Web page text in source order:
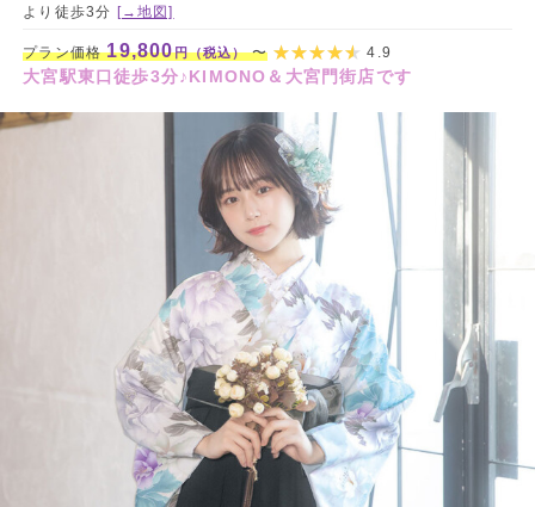
より徒歩3分 [→地図]
プラン価格19,800円（税込）〜 4.9
大宮駅東口徒歩3分♪KIMONO＆大宮門街店です